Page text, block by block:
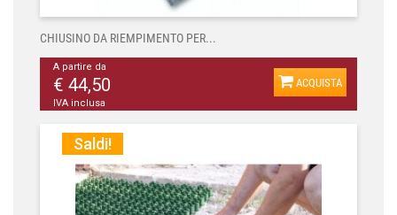
CHIUSINO DA RIEMPIMENTO PER...
A partire da
€ 44,50
IVA inclusa
ACQUISTA
Saldi!